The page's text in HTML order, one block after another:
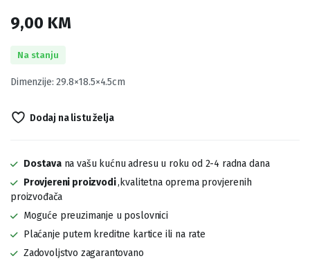
9,00 KM
Na stanju
Dimenzije: 29.8×18.5×4.5cm
Dodaj na listu želja
Dostavana vašu kućnu adresu u roku od 2-4 radna dana
Provjereni proizvodi,kvalitetna oprema provjerenih
proizvođača
Moguće preuzimanje u poslovnici
Plaćanje putem kreditne kartice ili na rate
Zadovoljstvo zagarantovano